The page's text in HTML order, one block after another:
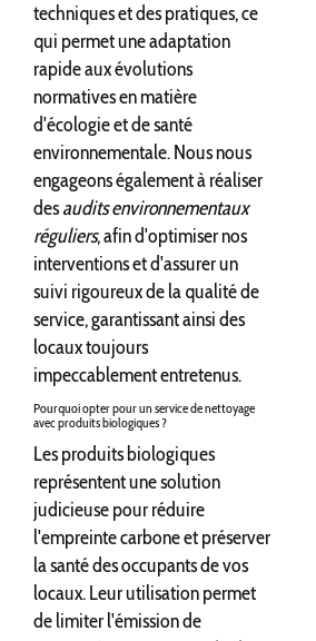
techniques et des pratiques, ce
qui permet une adaptation
rapide aux évolutions
normatives en matière
d'écologie et de santé
environnementale. Nous nous
engageons également à réaliser
desaudits environnementaux
réguliers, afin d'optimiser nos
interventions et d'assurer un
suivi rigoureux de la qualité de
service, garantissant ainsi des
locaux toujours
impeccablement entretenus.
Pourquoi opter pour un service de nettoyage
avec produits biologiques ?
Les produits biologiques
représentent une solution
judicieuse pour réduire
l'empreinte carbone et préserver
la santé des occupants de vos
locaux. Leur utilisation permet
de limiter l'émission de